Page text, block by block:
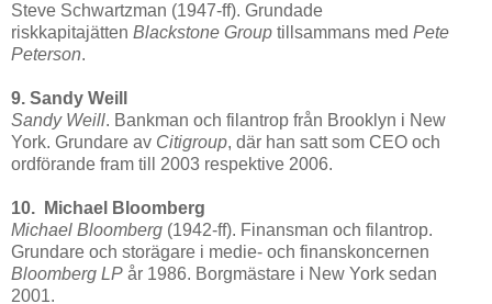
Steve Schwartzman (1947-ff). Grundade
riskkapitajätten Blackstone Group tillsammans med Pete
Peterson.
9. Sandy Weill
Sandy Weill. Bankman och filantrop från Brooklyn i New
York. Grundare av Citigroup, där han satt som CEO och
ordförande fram till 2003 respektive 2006.
10. Michael Bloomberg
Michael Bloomberg (1942-ff). Finansman och filantrop.
Grundare och storägare i medie- och finanskoncernen
Bloomberg LP år 1986. Borgmästare i New York sedan
2001.